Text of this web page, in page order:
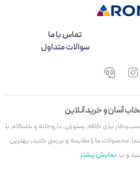
تماس با ما
سوالات متداول
آسان و خرید آنلاین
برای کافه، رستوران، داروخانه و باشگاه، با
ما را مقایسه و بررسی کنید، بهترین
و ب نمایش بیشتر